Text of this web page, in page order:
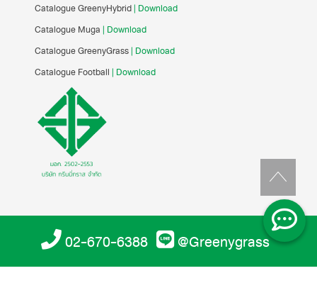
02-670-6388 @Greenygrass
Catalogue GreenyHybrid| Download
Catalogue Muga | Download
Catalogue GreenyGrass| Download
Catalogue Football | Download